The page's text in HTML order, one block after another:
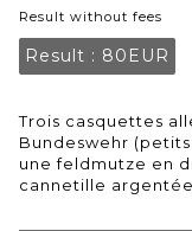
Result without fees
Result : 80EUR
Trois casquettes
Bundeswehr
une feldmutze en
cannetille